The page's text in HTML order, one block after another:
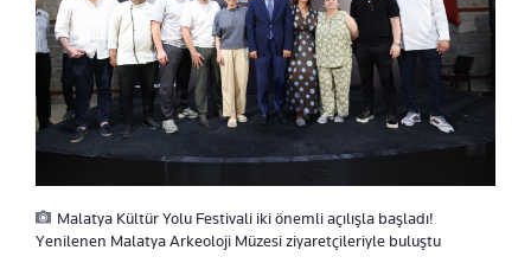
Malatya Kültür Yolu Festivali iki önemli açılışla başladı!
Yenilenen Malatya Arkeoloji Müzesi ziyaretçileriyle buluştu